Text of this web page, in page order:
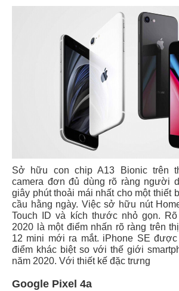
Sở hữu con chip A13 Bionic trên
camera đơn đủ dùng rõ ràng người
giây phút thoải mái nhất cho một thiết
cầu hằng ngày. Việc sở hữu nút
Touch ID và kích thước nhỏ gọn.
2020 là một điểm nhấn rõ ràng trên
12 mini mới ra mắt. iPhone SE
điểm khác biệt so với thế giới
năm 2020. Với thiết kế đặc trưng
Google Pixel 4a